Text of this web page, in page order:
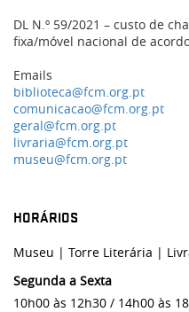
DL N.º 59/2021 – custo de
fixa/móvel nacional de
Emails
biblioteca@fcm.org.pt
comunicacao@fcm.org.pt
geral@fcm.org.pt
livraria@fcm.org.pt
museu@fcm.org.pt
HORÁRIOS
Museu | Torre Literária |
Segunda a Sexta
10h00 às 12h30 / 14h00 às